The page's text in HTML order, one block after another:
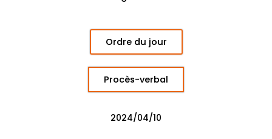
Ordre du jour
Procès-verbal
2024/04/10